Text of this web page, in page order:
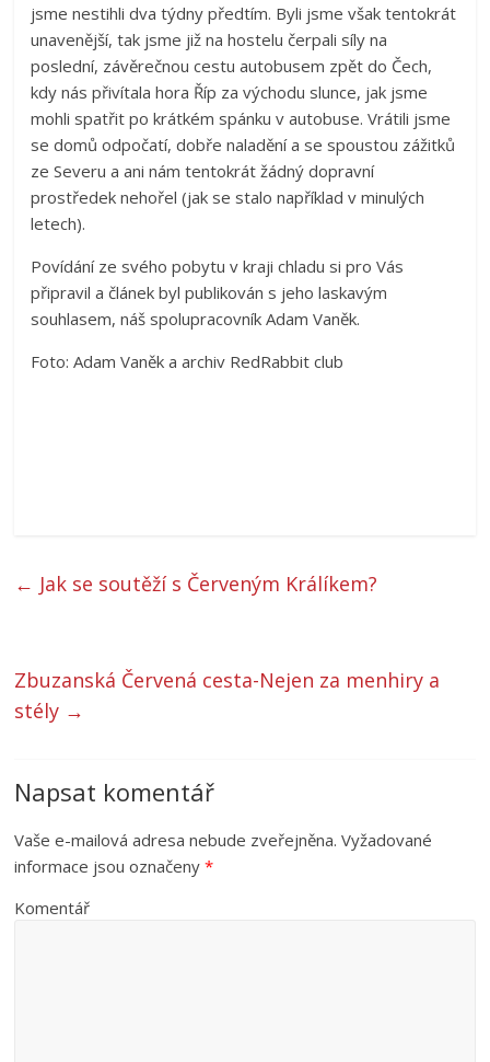
jsme nestihli dva týdny předtím. Byli jsme však tentokrát
unavenější, tak jsme již na hostelu čerpali síly na
poslední, závěrečnou cestu autobusem zpět do Čech,
kdy nás přivítala hora Říp za východu slunce, jak jsme
mohli spatřit po krátkém spánku v autobuse. Vrátili jsme
se domů odpočatí, dobře naladění a se spoustou zážitků
ze Severu a ani nám tentokrát žádný dopravní
prostředek nehořel (jak se stalo například v minulých
letech).
Povídání ze svého pobytu v kraji chladu si pro Vás
připravil a článek byl publikován s jeho laskavým
souhlasem, náš spolupracovník Adam Vaněk.
Foto: Adam Vaněk a archiv RedRabbit club
← Jak se soutěží s Červeným Králíkem?
Zbuzanská Červená cesta-Nejen za menhiry a
stély →
Napsat komentář
Vaše e-mailová adresa nebude zveřejněna. Vyžadované
informace jsou označeny*
Komentář